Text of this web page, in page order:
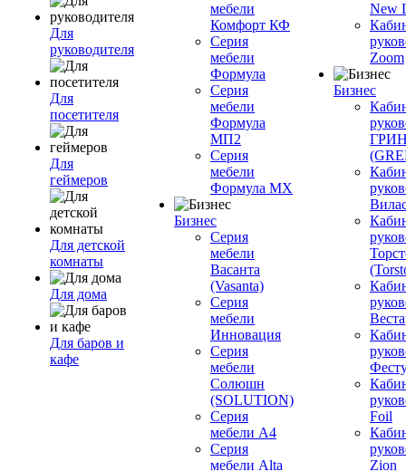
Для
руководителя
Для
посетителя
Для
геймеров
Для детской
комнаты
Для дома
Для баров и
кафе
мебели
Комфорт КФ
Серия
мебели
Формула
Серия
мебели
Формула
МП2
Серия
мебели
Формула МХ
Бизнес
Серия
мебели
Васанта
(Vasanta)
Серия
мебели
Инновация
Серия
мебели
Солюшн
(SOLUTION)
Серия
мебели A4
Серия
мебели Alta
New
Zoom
Бизнес
Foil
Zion